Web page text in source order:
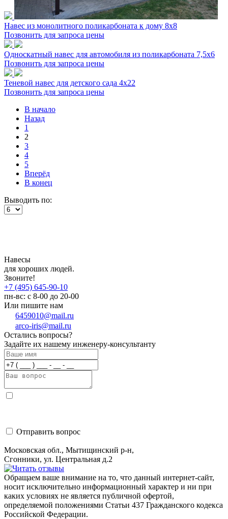
Навес из монолитного поликарбоната к дому 8х8
Позвонить для запроса цены
Односкатный навес для автомобиля из поликарбоната 7,5х6
Позвонить для запроса цены
Теневой навес для детского сада 4х22
Позвонить для запроса цены
В начало
Назад
1
2
3
4
5
Вперёд
В конец
Выводить по:
Навесы
для хороших людей.
Звоните!
+7 (495) 645-90-10
пн-вс: с 8-00 до 20-00
Или пишите нам
6459010@mail.ru
arco-iris@mail.ru
Остались вопросы?
Задайте их нашему инженеру-консультанту
Отправить вопрос
Московская обл., Мытищинский р-н,
Сгонники, ул. Центральная д.2
Обращаем ваше внимание на то, что данный интернет-сайт,
носит исключительно информационный характер и ни при
каких условиях не является публичной офертой,
определяемой положениями Статьи 437 Гражданского кодекса
Российской Федерации.